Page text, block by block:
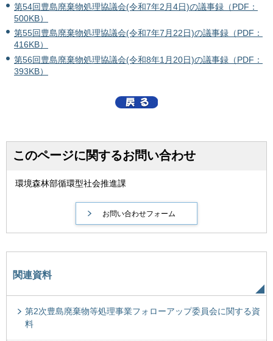
第54回豊島廃棄物処理協議会(令和7年2月4日)の議事録（PDF：
500KB）
第55回豊島廃棄物処理協議会(令和7年7月22日)の議事録（PDF：
416KB）
第56回豊島廃棄物処理協議会(令和8年1月20日)の議事録（PDF：
393KB）
このページに関するお問い合わせ
環境森林部循環型社会推進課
関連資料
第2次豊島廃棄物等処理事業フォローアップ委員会に関する資
料